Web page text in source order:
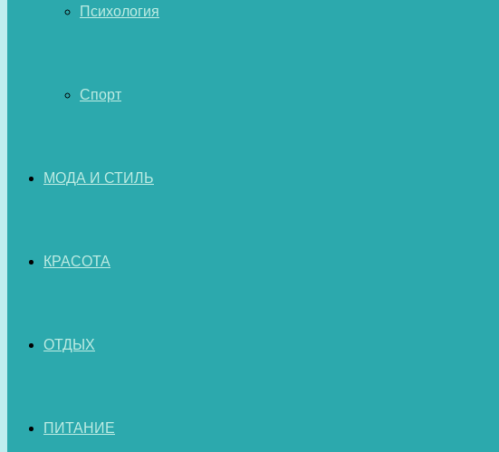
Психология
Спорт
МОДА И СТИЛЬ
КРАСОТА
ОТДЫХ
ПИТАНИЕ